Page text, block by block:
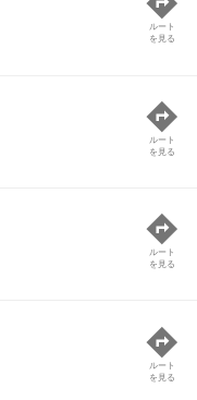
ルート
を見る
ルート
を見る
ルート
を見る
ルート
を見る